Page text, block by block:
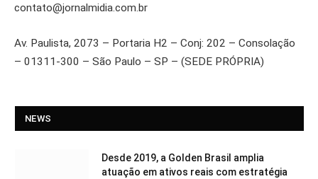
contato@jornalmidia.com.br
Av. Paulista, 2073 – Portaria H2 – Conj: 202 – Consolação
– 01311-300 – São Paulo – SP – (SEDE PRÓPRIA)
NEWS
Desde 2019, a Golden Brasil amplia
atuação em ativos reais com estratégia